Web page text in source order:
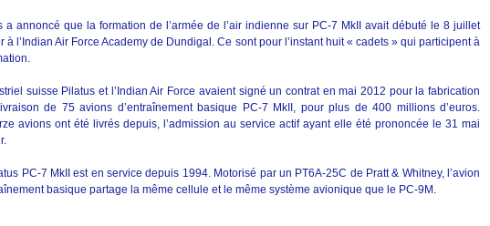
a annoncé que la formation de l’armée de l’air indienne sur PC-7 MkII avait débuté le 8 juillet
à l’Indian Air Force Academy de Dundigal. Ce sont pour l’instant huit « cadets » qui participent à
suisse Pilatus et l’Indian Air Force avaient signé un contrat en mai 2012 pour la fabrication
de 75 avions d’entraînement basique PC-7 MkII, pour plus de 400 millions d’euros.
avions ont été livrés depuis, l’admission au service actif ayant elle été prononcée le 31 mai
PC-7 MkII est en service depuis 1994. Motorisé par un PT6A-25C de Pratt & Whitney, l’avion
basique partage la même cellule et le même système avionique que le PC-9M.